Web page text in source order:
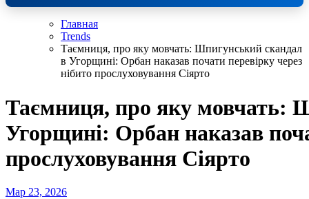
Главная
Trends
Таємниця, про яку мовчать: Шпигунський скандал
в Угорщині: Орбан наказав почати перевірку через
нібито прослуховування Сіярто
Таємниця, про яку мовчать:
Угорщині: Орбан наказав
прослуховування Сіярто
Мар 23, 2026